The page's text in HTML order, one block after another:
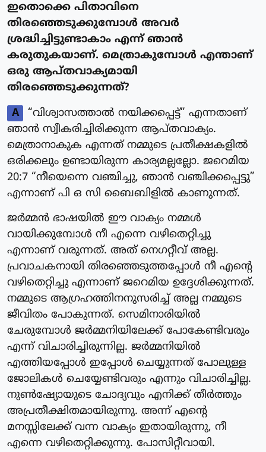
ഇതൊക്കെ പിതാവിനെ
തിരഞ്ഞെടുക്കുമ്പോൾ അവർ
ശ്രദ്ധിച്ചിട്ടുണ്ടാകാം എന്ന് ഞാൻ
കരുതുകയാണ്. മെത്രാകുമ്പോൾ എന്താണ്
ഒരു ആപ്തവാക്യമായി
തിരഞ്ഞെടുക്കുന്നത്?
A
“വിശ്വാസത്താൽ നയിക്കപ്പെട്ട്” എന്നതാണ്
ഞാൻ സ്വീകരിച്ചിരിക്കുന്ന ആപ്തവാക്യം.
മെത്രാനാകുക എന്നത് നമ്മുടെ പ്രതീക്ഷകളിൽ
ഒരിക്കലും ഉണ്ടായിരുന്ന കാര്യമല്ലല്ലോ. ജറെമിയ
20:7 “നീയെന്നെ വഞ്ചിച്ചു, ഞാൻ വഞ്ചിക്കപ്പെട്ടു”
എന്നാണ് പി ഒ സി ബൈബിളിൽ കാണുന്നത്.
ജർമ്മൻ ഭാഷയിൽ ഈ വാക്യം നമ്മൾ
വായിക്കുമ്പോൾ നീ എന്നെ വഴിതെറ്റിച്ചു
എന്നാണ് വരുന്നത്. അത് നെഗറ്റീവ് അല്ല.
പ്രവാചകനായി തിരഞ്ഞെടുത്തപ്പോൾ നീ എന്റെ
വഴിതെറ്റിച്ചു എന്നാണ് ജറെമിയ ഉദ്ദേശിക്കുന്നത്.
നമ്മുടെ ആഗ്രഹത്തിനനുസരിച്ച് അല്ല നമ്മുടെ
ജീവിതം പോകുന്നത്. സെമിനാരിയിൽ
ചേരുമ്പോൾ ജർമ്മനിയിലേക്ക് പോകേണ്ടിവരും
എന്ന് വിചാരിച്ചിരുന്നില്ല. ജർമ്മനിയിൽ
എത്തിയപ്പോൾ ഇപ്പോൾ ചെയ്യുന്നത് പോലുള്ള
ജോലികൾ ചെയ്യേണ്ടിവരും എന്നും വിചാരിച്ചില്ല.
നുൺഷ്യോയുടെ ചോദ്യവും എനിക്ക് തീർത്തും
അപ്രതീക്ഷിതമായിരുന്നു. അന്ന് എന്റെ
മനസ്സിലേക്ക് വന്ന വാക്യം ഇതായിരുന്നു, നീ
എന്നെ വഴിതെറ്റിക്കുന്നു. പോസിറ്റീവായി.